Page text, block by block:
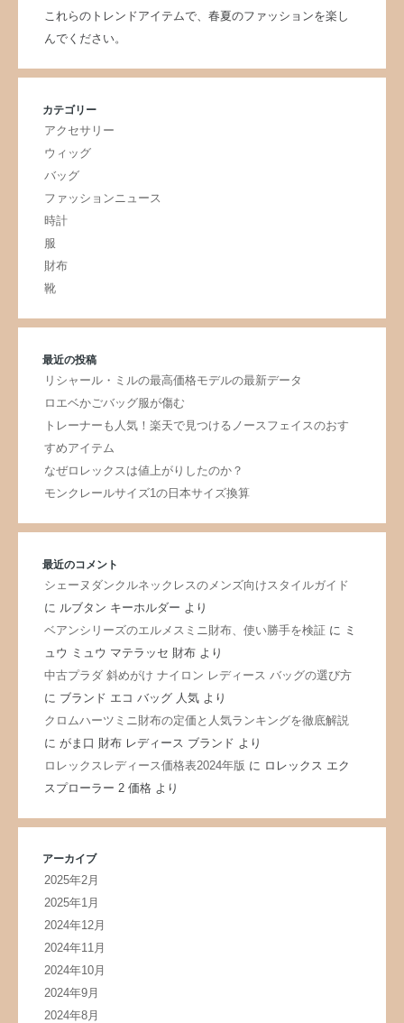
これらのトレンドアイテムで、春夏のファッションを楽し
んでください。
カテゴリー
アクセサリー
ウィッグ
バッグ
ファッションニュース
時計
服
財布
靴
最近の投稿
リシャール・ミルの最高価格モデルの最新データ
ロエベかごバッグ服が傷む
トレーナーも人気！楽天で見つけるノースフェイスのおす
すめアイテム
なぜロレックスは値上がりしたのか？
モンクレールサイズ1の日本サイズ換算
最近のコメント
シェーヌダンクルネックレスのメンズ向けスタイルガイド
に ルブタン キーホルダー より
ベアンシリーズのエルメスミニ財布、使い勝手を検証に ミ
ュウ ミュウ マテラッセ 財布より
中古プラダ 斜めがけ ナイロン レディース バッグの選び方
に ブランド エコ バッグ 人気より
クロムハーツミニ財布の定価と人気ランキングを徹底解説
に がま口 財布 レディース ブランド より
ロレックスレディース価格表2024年版 に ロレックス エク
スプローラー 2 価格より
アーカイブ
2025年2月
2025年1月
2024年12月
2024年11月
2024年10月
2024年9月
2024年8月